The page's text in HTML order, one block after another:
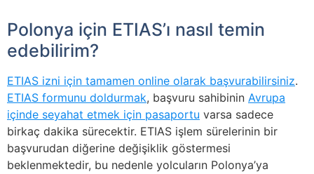
Polonya için ETIAS’ı nasıl temin
edebilirim?
ETIAS izni için tamamen online olarak başvurabilirsiniz.
ETIAS formunu doldurmak, başvuru sahibinin Avrupa
içinde seyahat etmek için pasaportu varsa sadece
birkaç dakika sürecektir. ETIAS işlem sürelerinin bir
başvurudan diğerine değişiklik göstermesi
beklenmektedir, bu nedenle yolcuların Polonya’ya